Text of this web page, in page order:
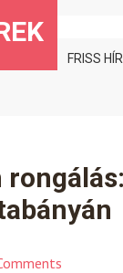
FRISS